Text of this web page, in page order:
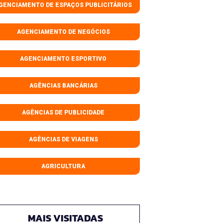
DE ESPAÇOS PUBLICITÁRIOS
AGENCIAMENTO DE NEGÓCIOS
AGENCIAMENTO ESPORTIVO
AGÊNCIAS BANCÁRIAS
AGÊNCIAS DE PUBLICIDADE
AGÊNCIAS DE VIAGENS
AGRICULTURA
MAIS VISITADAS